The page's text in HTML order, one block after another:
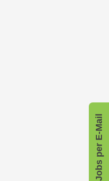
Jobs per E-Mail